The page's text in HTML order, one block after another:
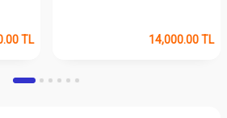
TL 14,000.00TL